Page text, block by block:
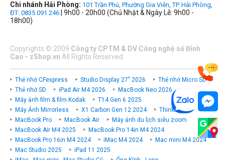
Chi nhánh Hải Phòng: 101 Trần Phú, Phường Gia Viên, TP. Hải Phòng,
ĐT: 0835 091 246 | 9h00 - 20h00 (Chủ Nhật & Ngày Lễ: 9h00 -
18h00)
Copyrights © 2009 Công ty CPTM & DV Công nghệ số Đỉnh
Cao - zShop.vn All Rights Reserved
Thẻ nhớ CFexpress Studio Display 27" 2026
Thẻ nhớ Micro SD
Thẻ nhớ SD
iPad Air M4 2026
MacBook Neo 2026
Máy ảnh film & film Kodak
T14 Gen 6 2025
Máy Ảnh Mirrorless
X1 Carbon Gen 12 2024
ThinkPad P
MacBook Pro
MacBook Air
Máy ảnh du lịch siêu zoom
MacBook Air M4 2025
MacBook Pro 14in M4 2024
MacBook Pro 16in M4 2024
iMac M4 2024
Mac mini M4 2024
Mac Studio 2025
iPad 11 2025